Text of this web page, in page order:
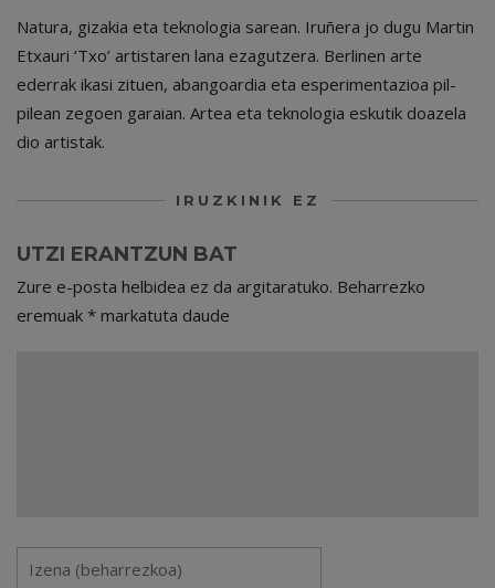
Natura, gizakia eta teknologia sarean. Iruñera jo dugu Martin
Etxauri ‘Txo’ artistaren lana ezagutzera. Berlinen arte
ederrak ikasi zituen, abangoardia eta esperimentazioa pil-
pilean zegoen garaian. Artea eta teknologia eskutik doazela
dio artistak.
IRUZKINIK EZ
UTZI ERANTZUN BAT
Zure e-posta helbidea ez da argitaratuko. Beharrezko
eremuak * markatuta daude